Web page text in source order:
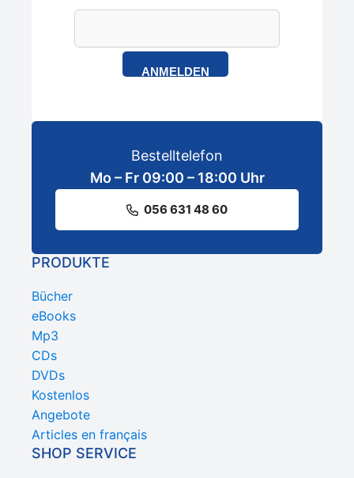
ANMELDEN
Bestelltelefon
Mo – Fr 09:00 – 18:00 Uhr
056 631 48 60
PRODUKTE
Bücher
eBooks
Mp3
CDs
DVDs
Kostenlos
Angebote
Articles en français
SHOP SERVICE